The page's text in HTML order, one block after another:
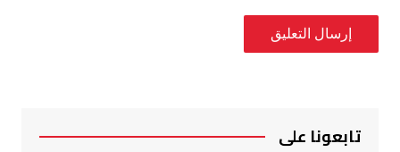
تابعونا على